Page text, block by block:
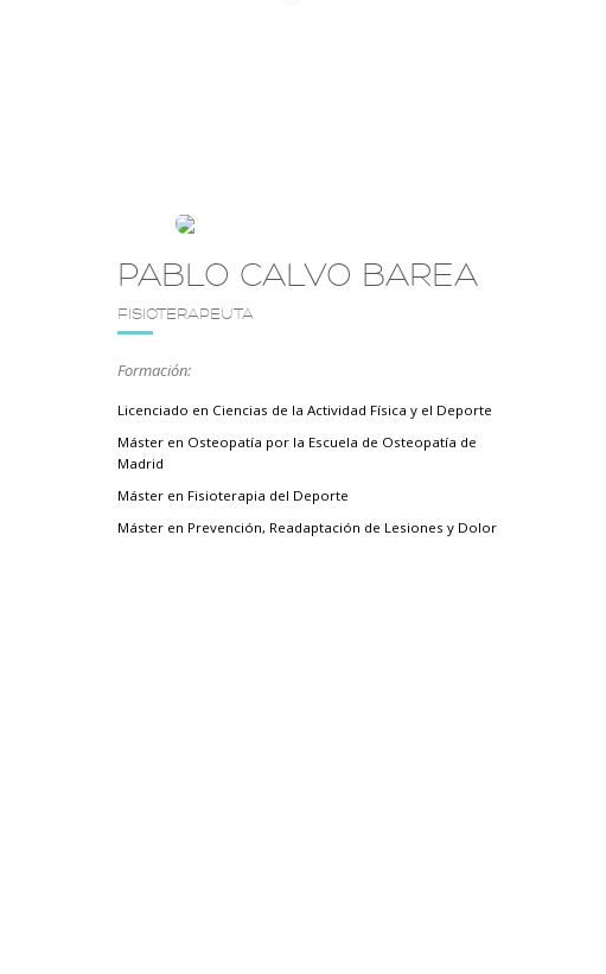
PABLO CALVO BAREA
FISIOTERAPEUTA
Formación:
Licenciado en Ciencias de la Actividad Física y el Deporte
Máster en Osteopatía por la Escuela de Osteopatía de
Madrid
Máster en Fisioterapia del Deporte
Máster en Prevención, Readaptación de Lesiones y Dolor